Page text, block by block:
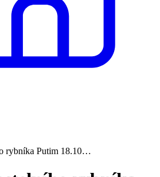
rybníka Putim 18.10…